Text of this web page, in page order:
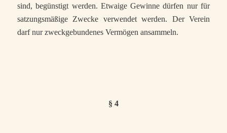
sind, begünstigt werden. Etwaige Gewinne dürfen nur für
satzungsmäßige Zwecke verwendet werden. Der Verein
darf nur zweckgebundenes Vermögen ansammeln.
§ 4